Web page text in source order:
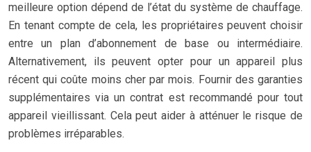
meilleure option dépend de l’état du système de chauffage.
En tenant compte de cela, les propriétaires peuvent choisir
entre un plan d’abonnement de base ou intermédiaire.
Alternativement, ils peuvent opter pour un appareil plus
récent qui coûte moins cher par mois. Fournir des garanties
supplémentaires via un contrat est recommandé pour tout
appareil vieillissant. Cela peut aider à atténuer le risque de
problèmes irréparables.